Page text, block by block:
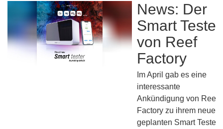
News: Der
Smart Tester
von Reef
Factory
Im April gab es eine
interessante
Ankündigung von Reef
Factory zu ihrem neuen
geplanten Smart Tester.